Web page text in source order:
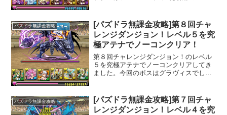
パズドラ無課金攻略
[パズドラ無課金攻略]第８回チャ
レンジダンジョン！レベル５を究
極アテナでノーコンクリア！
第８回チャレンジダンジョン！のレベル
５を究極アテナでノーコンクリアしてき
ました。今回のボスはグラヴィスでし
パズドラ無課金攻略
[パズドラ無課金攻略]第７回チャ
レンジダンジョン！レベル４を究